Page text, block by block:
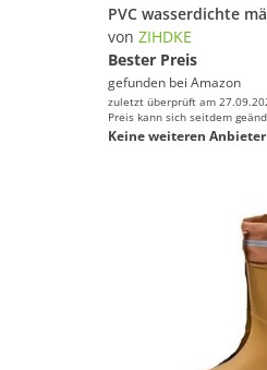
von ZIHDKE
Bester Preis
gefunden bei Amazon
zuletzt überprüft am
Preis kann sich seitdem
Keine weiteren Anbieter